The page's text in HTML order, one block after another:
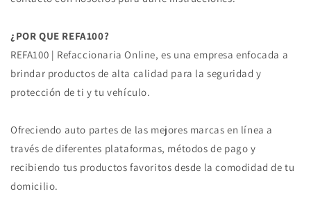
¿POR QUE REFA100?
REFA100 | Refaccionaria Online, es una empresa enfocada a
brindar productos de alta calidad para la seguridad y
protección de ti y tu vehículo.
Ofreciendo auto partes de las mejores marcas en línea a
través de diferentes plataformas, métodos de pago y
recibiendo tus productos favoritos desde la comodidad de tu
domicilio.